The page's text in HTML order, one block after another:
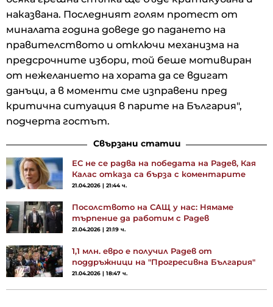
наказвана. Последният голям протест от
миналата година доведе до падането на
правителството и отключи механизма на
предсрочните избори, той беше мотивиран
от нежеланието на хората да се вдигат
данъци, а в моменти сме изправени пред
критична ситуация в парите на България",
подчерта гостът.
Свързани статии
ЕС не се радва на победата на Радев, Кая
Калас отказа са бърза с коментарите
21.04.2026 | 21:44 ч.
Посолството на САЩ у нас: Нямаме
търпение да работим с Радев
21.04.2026 | 21:19 ч.
1,1 млн. евро е получил Радев от
поддръжници на "Прогресивна България"
21.04.2026 | 18:47 ч.